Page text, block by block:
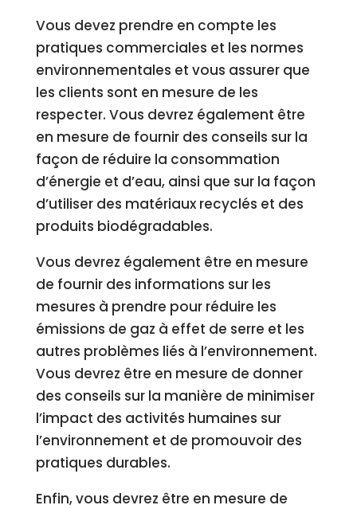
Vous devez prendre en compte les
pratiques commerciales et les normes
environnementales et vous assurer que
les clients sont en mesure de les
respecter. Vous devrez également être
en mesure de fournir des conseils sur la
façon de réduire la consommation
d’énergie et d’eau, ainsi que sur la façon
d’utiliser des matériaux recyclés et des
produits biodégradables.
Vous devrez également être en mesure
de fournir des informations sur les
mesures à prendre pour réduire les
émissions de gaz à effet de serre et les
autres problèmes liés à l’environnement.
Vous devrez être en mesure de donner
des conseils sur la manière de minimiser
l’impact des activités humaines sur
l’environnement et de promouvoir des
pratiques durables.
Enfin, vous devrez être en mesure de